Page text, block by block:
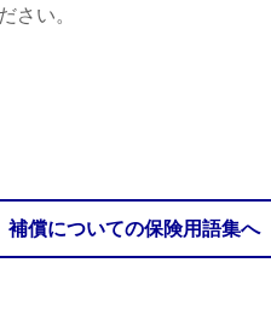
さい。
補償についての保険用語集へ